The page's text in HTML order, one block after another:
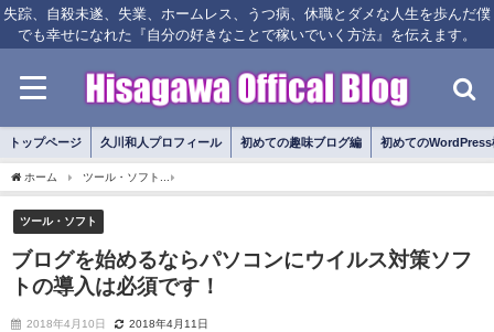
失踪、自殺未遂、失業、ホームレス、うつ病、休職とダメな人生を歩んだ僕
でも幸せになれた『自分の好きなことで稼いでいく方法』を伝えます。
トップページ 久川和人プロフィール 初めての趣味ブログ編 初めてのWordPress
ホーム ツール・ソフト
ツール・ソフト
ブログを始めるならパソコンにウイルス対策ソフ
トの導入は必須です！
2018年4月10日 2018年4月11日